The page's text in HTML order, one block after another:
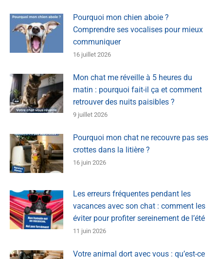
Pourquoi mon chien aboie ?
Comprendre ses vocalises pour mieux
communiquer
16 juillet 2026
Mon chat me réveille à 5 heures du
matin : pourquoi fait-il ça et comment
retrouver des nuits paisibles ?
9 juillet 2026
Pourquoi mon chat ne recouvre pas ses
crottes dans la litière ?
16 juin 2026
Les erreurs fréquentes pendant les
vacances avec son chat : comment les
éviter pour profiter sereinement de l’été
11 juin 2026
Votre animal dort avec vous : qu’est-ce